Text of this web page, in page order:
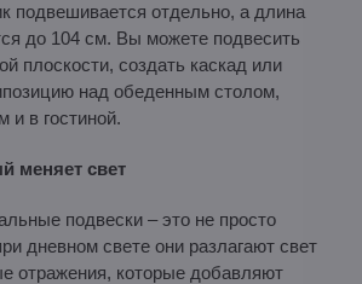
подвешивается отдельно, а длина
до 104 см. Вы можете подвесить
плоскости, создать каскад или
над обеденным столом,
и в гостиной.
меняет свет
подвески – это не просто
дневном свете они разлагают свет
отражения, которые добавляют